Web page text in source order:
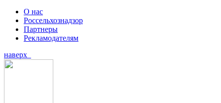
О нас
Россельхознадзор
Партнеры
Рекламодателям
наверх